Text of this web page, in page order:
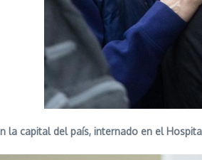
la capital del país, internado en el